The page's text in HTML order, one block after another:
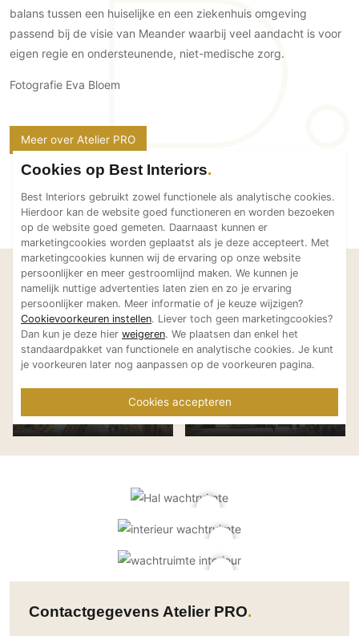
Technologie
Audio/Video
Thuisbioscoop
Domotica
Fitnessapparatuur
Overig
Aannemers Interieur
Akoestiek
Binnenzwembaden
Wellness
Wijnkelder en wijnkasten
balans tussen een huiselijke en een ziekenhuis omgeving
passend bij de visie van Meander waarbij veel aandacht is voor
eigen regie en ondersteunende, niet-medische zorg.
Fotografie Eva Bloem
Meer over Atelier PRO
Laat je inspireren
Bekijk meer projecten van
Atelier PRO
Atelier PRO
Renovatie
Stadhuiskwartier
Deventer
Atelier PROen college te
Contactgegevens Atelier PRO
Cookies op Best Interiors
Best Interiors gebruikt zowel functionele als analytische cookies.
Hierdoor kan de website goed functioneren en worden bezoeken
op de website goed gemeten. Daarnaast kunnen er
marketingcookies worden geplaatst als je deze accepteert. Met
marketingcookies kunnen wij de ervaring op onze website
persoonlijker en meer gestroomlijnd maken. We kunnen je
namelijk nuttige advertenties laten zien en zo je ervaring
persoonlijker maken. Meer informatie of je keuze wijzigen?
Cookievoorkeuren instellen. Liever toch geen marketingcookies?
Dan kun je deze hier weigeren. We plaatsen dan enkel het
standaardpakket van functionele en analytische cookies. Je kunt
je voorkeuren later nog aanpassen op de voorkeuren pagina.
Cookies accepteren